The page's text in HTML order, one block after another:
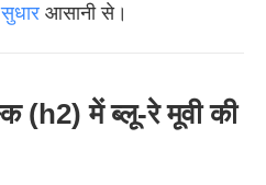
सुधार आसानी से।
(h2) में ब्लू-रे मूवी की